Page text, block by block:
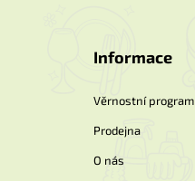
Informace
Věrnostní program
Prodejna
O nás